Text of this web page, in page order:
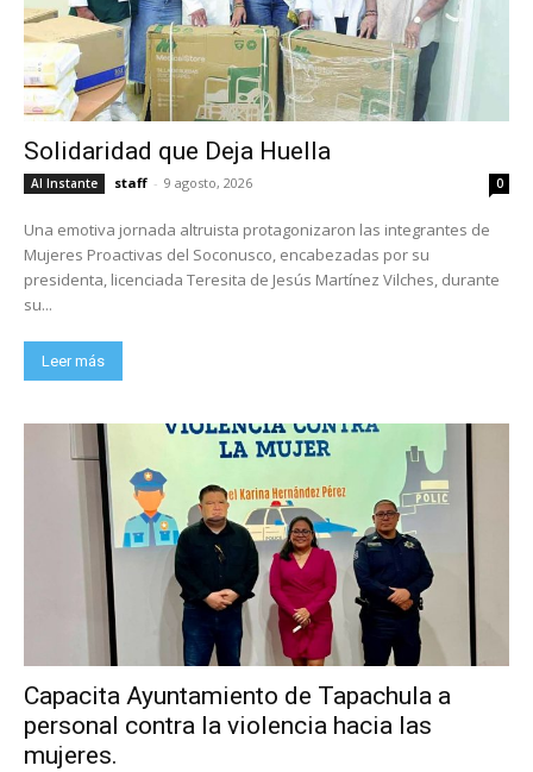
Solidaridad que Deja Huella
Al Instante staff - 9 agosto, 2026 0
Una emotiva jornada altruista protagonizaron las integrantes de
Mujeres Proactivas del Soconusco, encabezadas por su
presidenta, licenciada Teresita de Jesús Martínez Vilches, durante
su...
Leer más
Capacita Ayuntamiento de Tapachula a
personal contra la violencia hacia las
mujeres.